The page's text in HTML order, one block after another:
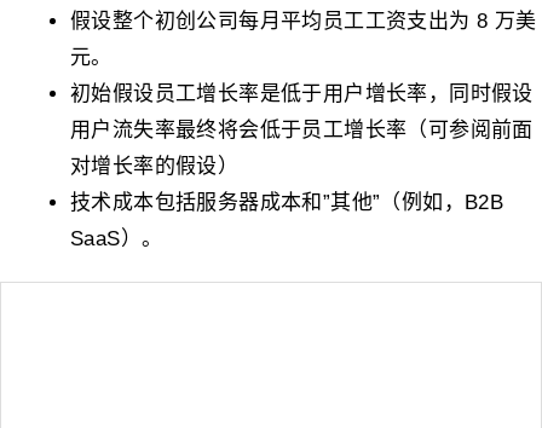
假设整个初创公司每月平均员工工资支出为 8 万美
元。
初始假设员工增长率是低于用户增长率，同时假设
用户流失率最终将会低于员工增长率（可参阅前面
对增长率的假设）
技术成本包括服务器成本和”其他”（例如，B2B
SaaS）。